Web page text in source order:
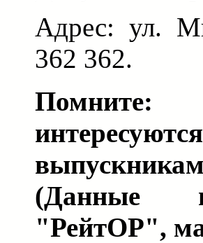
Адрес: ул.
362 362.
Помните:
(Данные
"РейтОР",